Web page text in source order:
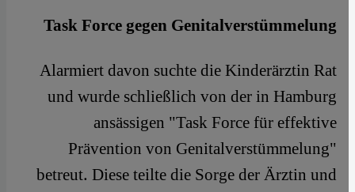
Task Force gegen Genitalverstümmelung
Alarmiert davon suchte die Kinderärztin Rat
und wurde schließlich von der in Hamburg
ansässigen "Task Force für effektive
Prävention von Genitalverstümmelung"
betreut. Diese teilte die Sorge der Ärztin und